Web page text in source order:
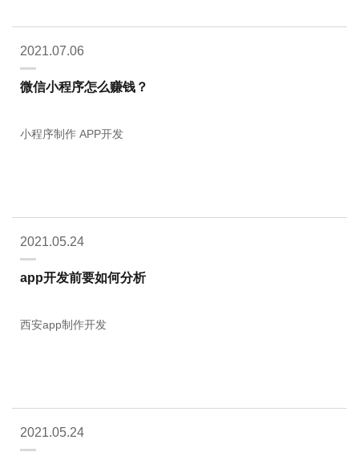
2021.07.06
微信小程序怎么赚钱？
小程序制作 APP开发
2021.05.24
app开发前要如何分析
西安app制作开发
2021.05.24